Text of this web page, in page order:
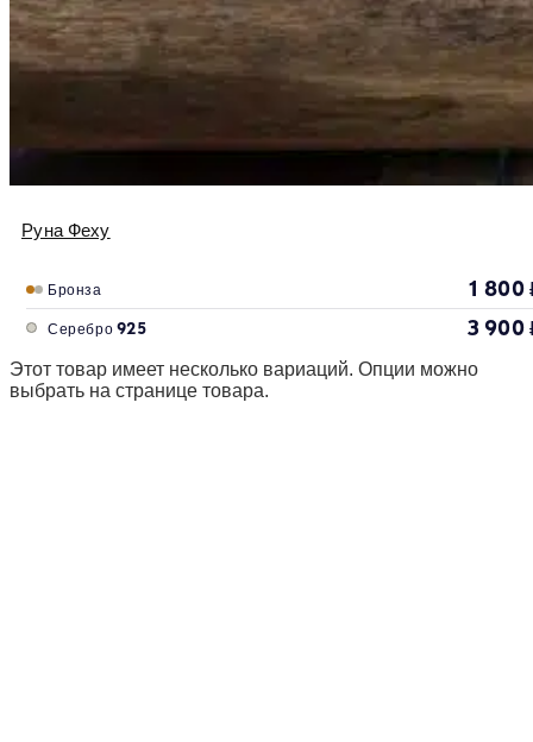
Руна Феху
Бронза 1 800
Серебро 925 3 900
Этот товар имеет несколько вариаций. Опции можно
выбрать на странице товара.